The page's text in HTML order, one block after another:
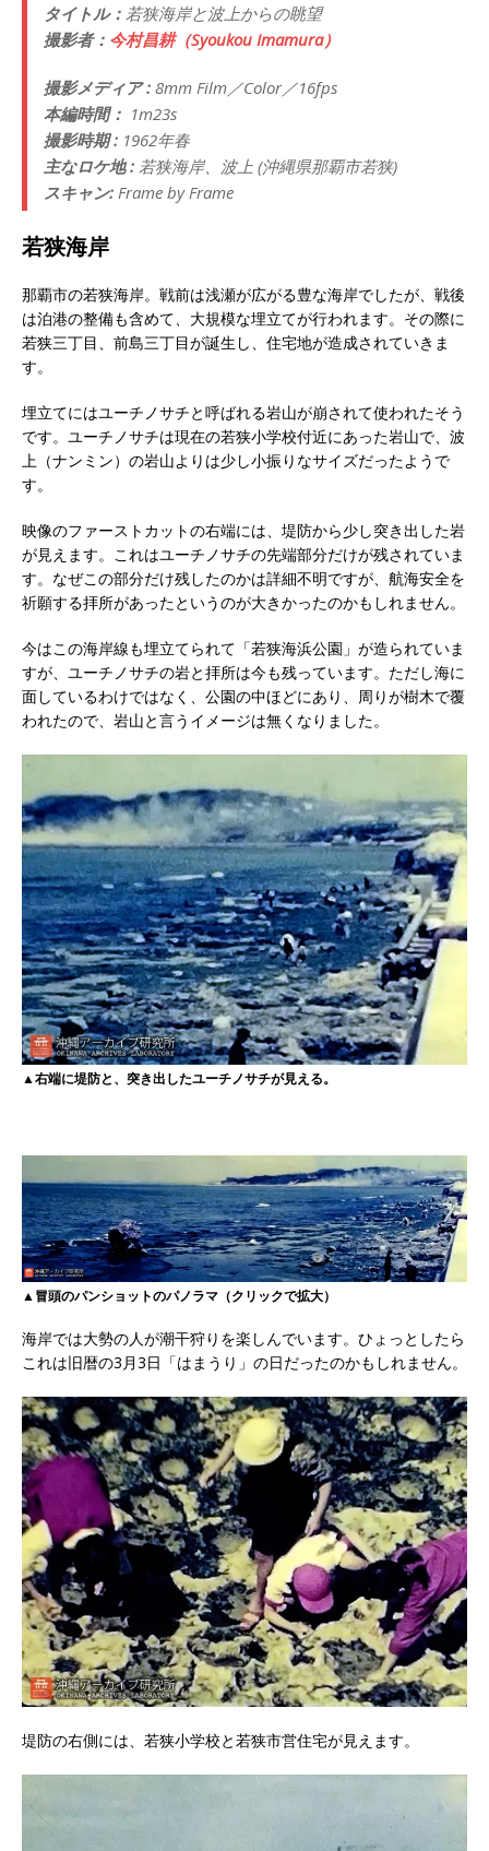
タイトル： 若狭海岸と波上からの眺望
撮影者： 今村昌耕（Syoukou Imamura）
撮影メディア : 8mm Film／Color／16fps
本編時間： 1m23s
撮影時期 : 1962年春
主なロケ地 : 若狭海岸、波上 (沖縄県那覇市若狭)
スキャン: Frame by Frame
若狭海岸
那覇市の若狭海岸。戦前は浅瀬が広がる豊な海岸でしたが、戦後
は泊港の整備も含めて、大規模な埋立てが行われます。その際に
若狭三丁目、前島三丁目が誕生し、住宅地が造成されていきま
す。
埋立てにはユーチノサチと呼ばれる岩山が崩されて使われたそう
です。ユーチノサチは現在の若狭小学校付近にあった岩山で、波
上（ナンミン）の岩山よりは少し小振りなサイズだったようで
す。
映像のファーストカットの右端には、堤防から少し突き出した岩
が見えます。これはユーチノサチの先端部分だけが残されていま
す。なぜこの部分だけ残したのかは詳細不明ですが、航海安全を
祈願する拝所があったというのが大きかったのかもしれません。
今はこの海岸線も埋立てられて「若狭海浜公園」が造られていま
すが、ユーチノサチの岩と拝所は今も残っています。ただし海に
面しているわけではなく、公園の中ほどにあり、周りが樹木で覆
われたので、岩山と言うイメージは無くなりました。
▲右端に堤防と、突き出したユーチノサチが見える。
▲冒頭のパンショットのパノラマ（クリックで拡大）
海岸では大勢の人が潮干狩りを楽しんでいます。ひょっとしたら
これは旧暦の3月3日「はまうり」の日だったのかもしれません。
堤防の右側には、若狭小学校と若狭市営住宅が見えます。